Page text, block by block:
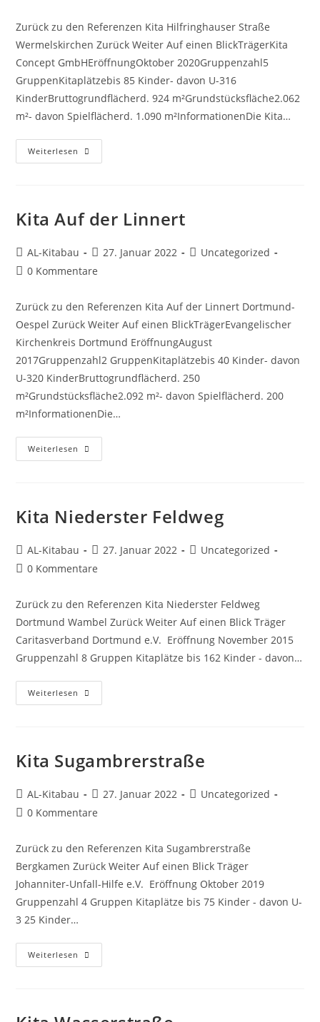
Zurück zu den Referenzen Kita Hilfringhauser Straße
Wermelskirchen Zurück Weiter Auf einen BlickTrägerKita
Concept GmbHEröffnungOktober 2020Gruppenzahl5
GruppenKitaplätzebis 85 Kinder- davon U-316
KinderBruttogrundflächerd. 924 m²Grundstücksfläche2.062
m²- davon Spielflächerd. 1.090 m²InformationenDie Kita…
Weiterlesen
Kita Auf der Linnert
AL-Kitabau 27. Januar 2022
Uncategorized
0 Kommentare
Zurück zu den Referenzen Kita Auf der Linnert Dortmund-
Oespel Zurück Weiter Auf einen BlickTrägerEvangelischer
Kirchenkreis Dortmund EröffnungAugust
2017Gruppenzahl2 GruppenKitaplätzebis 40 Kinder- davon
U-320 KinderBruttogrundflächerd. 250
m²Grundstücksfläche2.092 m²- davon Spielflächerd. 200
m²InformationenDie…
Weiterlesen
Kita Niederster Feldweg
AL-Kitabau 27. Januar 2022
Uncategorized
0 Kommentare
Zurück zu den Referenzen Kita Niederster Feldweg
Dortmund Wambel Zurück Weiter Auf einen Blick Träger
Caritasverband Dortmund e.V. Eröffnung November 2015
Gruppenzahl 8 Gruppen Kitaplätze bis 162 Kinder - davon…
Weiterlesen
Kita Sugambrerstraße
AL-Kitabau 27. Januar 2022
Uncategorized
0 Kommentare
Zurück zu den Referenzen Kita Sugambrerstraße
Bergkamen Zurück Weiter Auf einen Blick Träger
Johanniter-Unfall-Hilfe e.V. Eröffnung Oktober 2019
Gruppenzahl 4 Gruppen Kitaplätze bis 75 Kinder - davon U-
3 25 Kinder…
Weiterlesen